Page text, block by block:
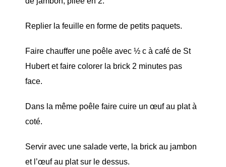
Replier la feuille en forme de petits paquets.
Faire chauffer une poêle avec ½ c à café de St
Hubert et faire colorer la brick 2 minutes pas
face.
Dans la même poêle faire cuire un œuf au plat à
coté.
Servir avec une salade verte, la brick au jambon
et l’œuf au plat sur le dessus.